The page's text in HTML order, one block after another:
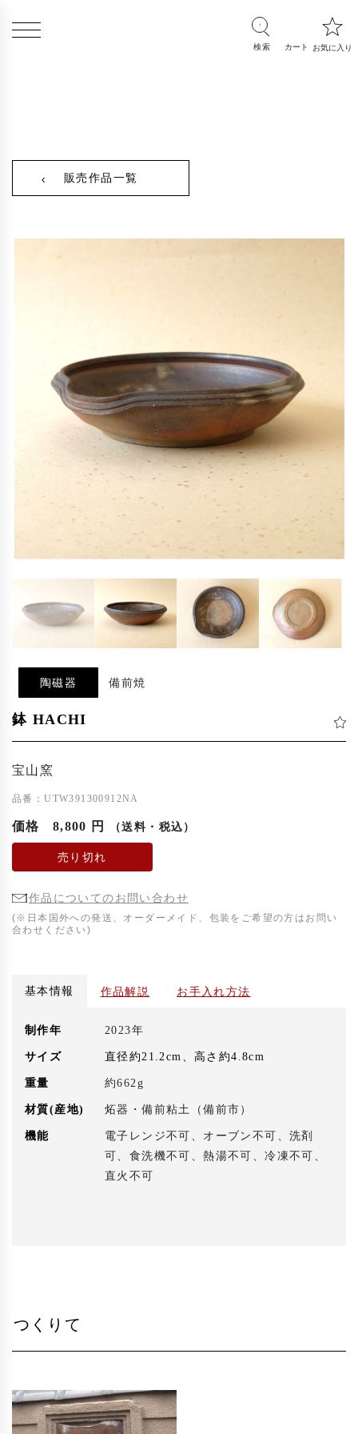
販売作品一覧
陶磁器 備前焼
鉢 HACHI
宝山窯
品番：UTW391300912NA
価格 8,800 円 （送料・税込）
売り切れ
作品についてのお問い合わせ
(※日本国外への発送、オーダーメイド、包装をご希望の方はお問い
合わせください)
基本情報 作品解説 お手入れ方法
制作年 2023年
サイズ 直径約21.2cm、高さ約4.8cm
重量 約662g
材質(産地) 炻器・備前粘土（備前市）
機能
電子レンジ不可、オーブン不可、洗剤
可、食洗機不可、熱湯不可、冷凍不可、
直火不可
つくりて